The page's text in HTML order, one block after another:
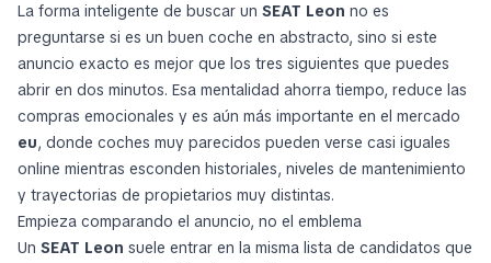
La forma inteligente de buscar un SEAT Leon no es
preguntarse si es un buen coche en abstracto, sino si este
anuncio exacto es mejor que los tres siguientes que puedes
abrir en dos minutos. Esa mentalidad ahorra tiempo, reduce las
compras emocionales y es aún más importante en el mercado
eu, donde coches muy parecidos pueden verse casi iguales
online mientras esconden historiales, niveles de mantenimiento
y trayectorias de propietarios muy distintas.
Empieza comparando el anuncio, no el emblema
Un SEAT Leon suele entrar en la misma lista de candidatos que